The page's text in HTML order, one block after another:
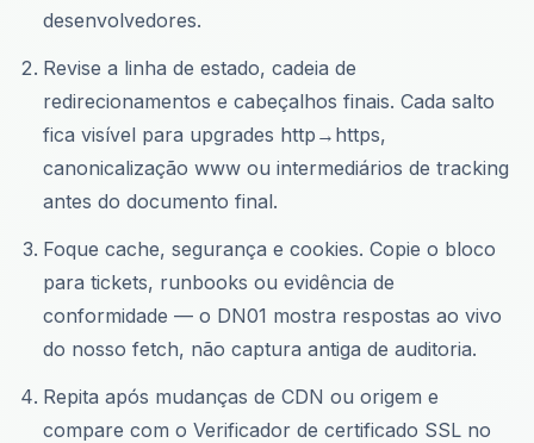
desenvolvedores.
Revise a linha de estado, cadeia de
redirecionamentos e cabeçalhos finais. Cada salto
fica visível para upgrades http→https,
canonicalização www ou intermediários de tracking
antes do documento final.
Foque cache, segurança e cookies. Copie o bloco
para tickets, runbooks ou evidência de
conformidade — o DN01 mostra respostas ao vivo
do nosso fetch, não captura antiga de auditoria.
Repita após mudanças de CDN ou origem e
compare com o Verificador de certificado SSL no